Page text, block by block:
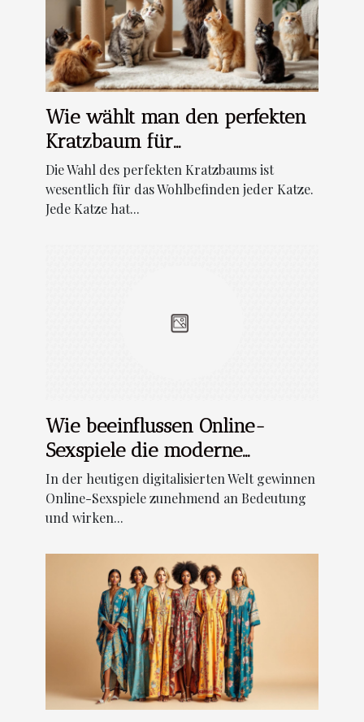
Wie wählt man den perfekten
Kratzbaum für
unterschiedliche Katzentypen?
Die Wahl des perfekten Kratzbaums ist
wesentlich für das Wohlbefinden jeder Katze.
Jede Katze hat...
Wie beeinflussen Online-
Sexspiele die moderne
Beziehungen?
In der heutigen digitalisierten Welt gewinnen
Online-Sexspiele zunehmend an Bedeutung
und wirken...